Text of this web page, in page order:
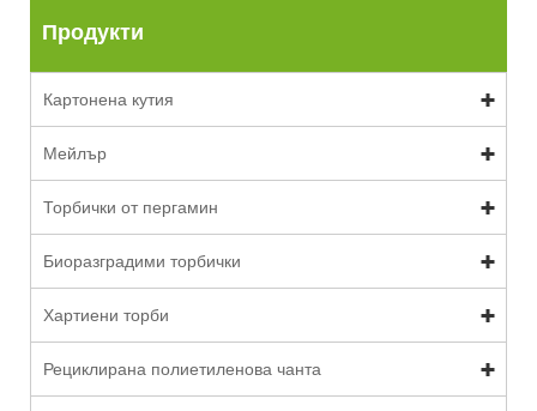
Продукти
Картонена кутия
Мейлър
Торбички от пергамин
Биоразградими торбички
Хартиени торби
Рециклирана полиетиленова чанта